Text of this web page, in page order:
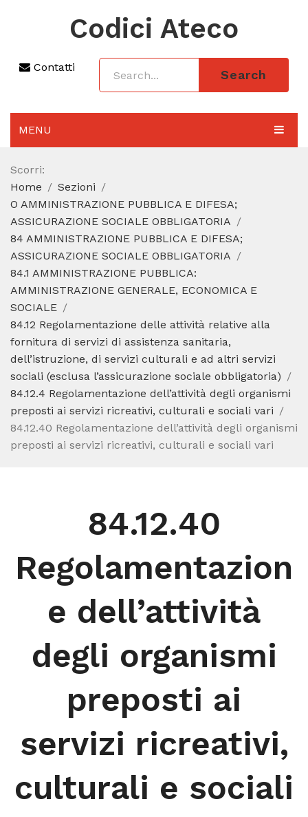
Codici Ateco
Contatti
Search
MENU
AGGIORNAMENTO 2025
SEZIONI
CODICE ATECO A COSA SERVE
CODICE FISCALE
Scorri:
Home
Sezioni
O AMMINISTRAZIONE PUBBLICA E DIFESA;
ASSICURAZIONE SOCIALE OBBLIGATORIA
84 AMMINISTRAZIONE PUBBLICA E DIFESA;
ASSICURAZIONE SOCIALE OBBLIGATORIA
84.1 AMMINISTRAZIONE PUBBLICA:
AMMINISTRAZIONE GENERALE, ECONOMICA E
SOCIALE
84.12 Regolamentazione delle attività relative alla
fornitura di servizi di assistenza sanitaria,
dell’istruzione, di servizi culturali e ad altri servizi
sociali (esclusa l’assicurazione sociale obbligatoria)
84.12.4 Regolamentazione dell’attività degli organismi
preposti ai servizi ricreativi, culturali e sociali vari
84.12.40 Regolamentazione dell’attività degli organismi
preposti ai servizi ricreativi, culturali e sociali vari
84.12.40
Regolamentazion
e dell’attività
degli organismi
preposti ai
servizi ricreativi,
culturali e sociali